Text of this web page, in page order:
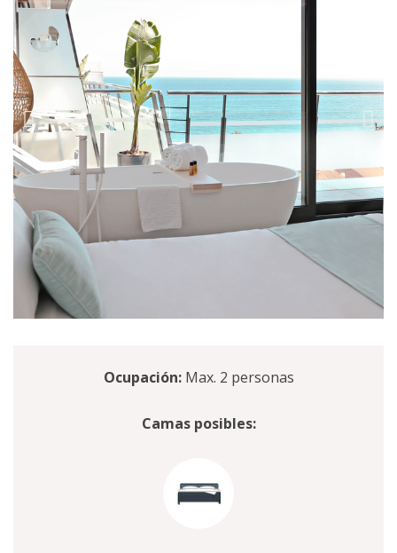
Ocupación:Max. 2 personas
Camas posibles: